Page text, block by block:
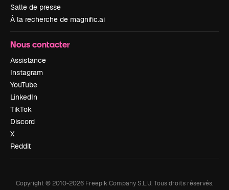
Salle de presse
À la recherche de magnific.ai
Nous contacter
Assistance
Instagram
YouTube
LinkedIn
TikTok
Discord
X
Reddit
Copyright © 2010-2026 Freepik Company S.L.U.Tous droits réservés.